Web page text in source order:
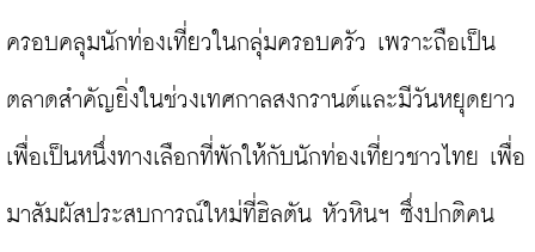
ครอบคลุมนักท่องเที่ยวในกลุ่มครอบครัว เพราะถือเป็น
ตลาดสำคัญยิ่งในช่วงเทศกาลสงกรานต์และมีวันหยุดยาว
เพื่อเป็นหนึ่งทางเลือกที่พักให้กับนักท่องเที่ยวชาวไทย เพื่อ
มาสัมผัสประสบการณ์ใหม่ที่ฮิลตัน หัวหินฯ​ ซึ่งปกติคน